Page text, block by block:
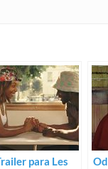
para Les